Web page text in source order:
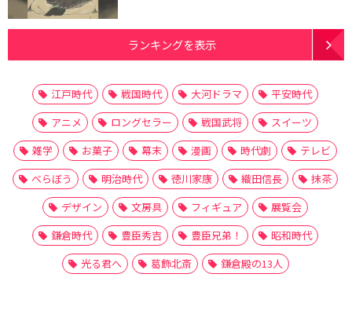
ランキングを表示
江戸時代 戦国時代 大河ドラマ
平安時代
アニメ
ロングセラー 戦国武将
スイーツ
雑学
お菓子 幕末 漫画 時代劇
テレビ
べらぼう
明治時代 徳川家康 織田信長
抹茶
デザイン
文房具 フィギュア
展覧会
鎌倉時代
豊臣秀吉 豊臣兄弟！
昭和時代
光る君へ
葛飾北斎 鎌倉殿の13人